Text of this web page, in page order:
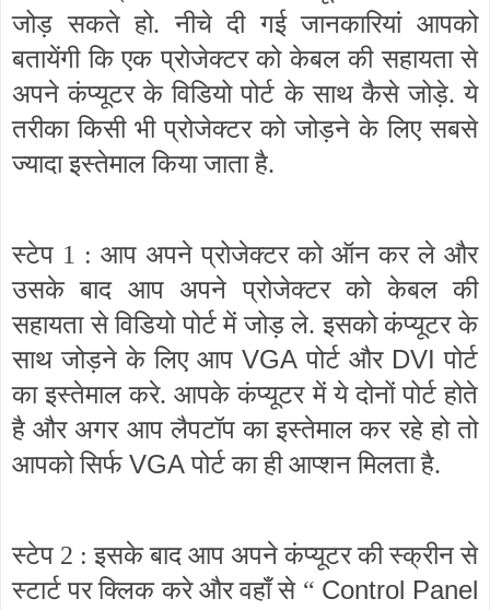
जोड़ सकते हो. नीचे दी गई जानकारियां आपको
बतायेंगी कि एक प्रोजेक्टर को केबल की सहायता से
अपने कंप्यूटर के विडियो पोर्ट के साथ कैसे जोड़े. ये
तरीका किसी भी प्रोजेक्टर को जोड़ने के लिए सबसे
ज्यादा इस्तेमाल किया जाता है.
स्टेप 1 : आप अपने प्रोजेक्टर को ऑन कर ले और
उसके बाद आप अपने प्रोजेक्टर को केबल की
सहायता से विडियो पोर्ट में जोड़ ले. इसको कंप्यूटर के
साथ जोड़ने के लिए आप VGA पोर्ट और DVI पोर्ट
का इस्तेमाल करे. आपके कंप्यूटर में ये दोनों पोर्ट होते
है और अगर आप लैपटॉप का इस्तेमाल कर रहे हो तो
आपको सिर्फ VGAपोर्ट का ही आप्शन मिलता है.
स्टेप 2 : इसके बाद आप अपने कंप्यूटर की स्क्रीन से
स्टार्ट पर क्लिक करे और वहाँ से “ Control Panel